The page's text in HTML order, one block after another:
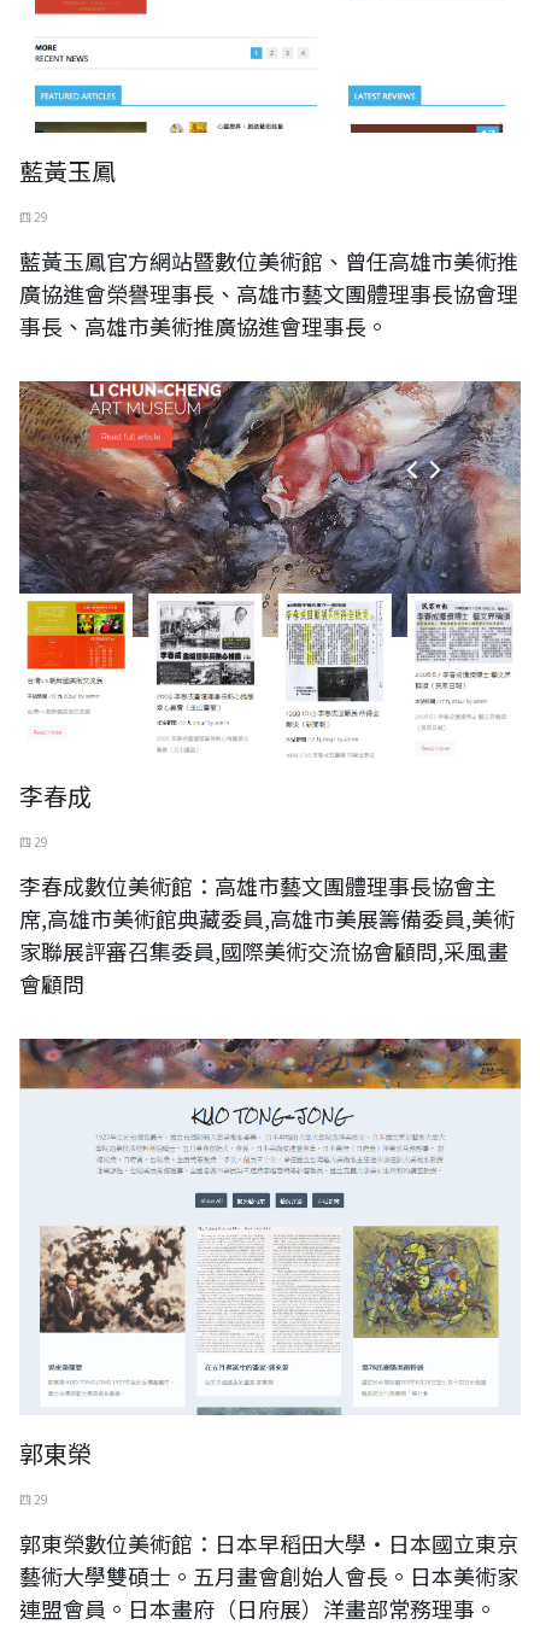
藍黃玉鳳
四 29
藍黃玉鳳官方網站暨數位美術館、曾任高雄市美術推
廣協進會榮譽理事長、高雄市藝文團體理事長協會理
事長、高雄市美術推廣協進會理事長。
李春成
四 29
李春成數位美術館：高雄市藝文團體理事長協會主
席,高雄市美術館典藏委員,高雄市美展籌備委員,美術
家聯展評審召集委員,國際美術交流協會顧問,采風畫
會顧問
郭東榮
四 29
郭東榮數位美術館：日本早稻田大學‧日本國立東京
藝術大學雙碩士。五月畫會創始人會長。日本美術家
連盟會員。日本畫府（日府展）洋畫部常務理事。